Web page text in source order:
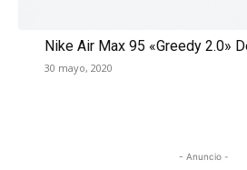
Nike Air Max 95 «Greedy 2.0»
30 mayo, 2020
- Anuncio -